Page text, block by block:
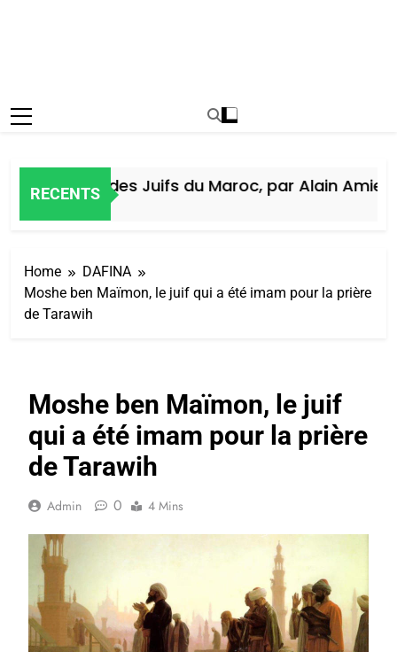
RECENTS
Histoire des Juifs du Maroc, par Alain Amiel
Home
DAFINA
Moshe ben Maïmon, le juif qui a été imam pour la prière
de Tarawih
Moshe ben Maïmon, le juif
qui a été imam pour la prière
de Tarawih
Admin 0 4 Mins